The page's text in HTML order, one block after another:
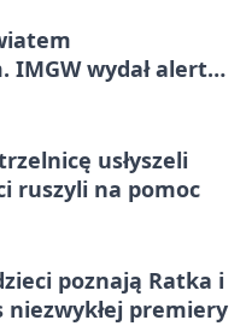
IMGW wydał alert
usłyszeli
ruszyli na pomoc
poznają Ratka i
niezwykłej premiery